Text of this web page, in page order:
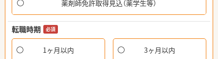
薬剤師免許取得見込（薬学生等）
転職時期 必須
1ヶ月以内 3ヶ月以内